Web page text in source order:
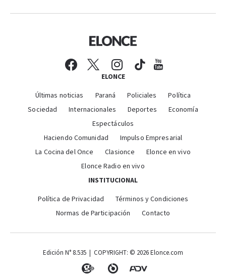
ELONCE
Últimas noticias Paraná Policiales
Política
Sociedad
Internacionales Deportes
Economía
Espectáculos
Haciendo Comunidad
Impulso Empresarial
La Cocina del Once
Clasionce
Elonce en vivo
Elonce Radio en vivo
INSTITUCIONAL
Política de Privacidad
Términos y Condiciones
Normas de Participación
Contacto
Edición N° 8.535 | COPYRIGHT: © 2026 Elonce.com